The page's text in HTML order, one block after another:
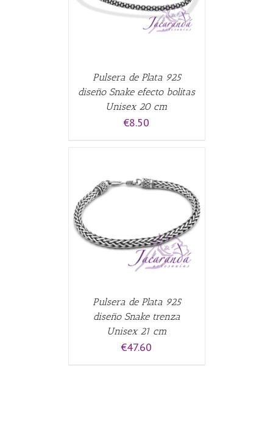
Pulsera de Plata 925
diseño Snake efecto bolitas
Unisex 20 cm
€8.50
Pulsera de Plata 925
diseño Snake trenza
Unisex 21 cm
€47.60